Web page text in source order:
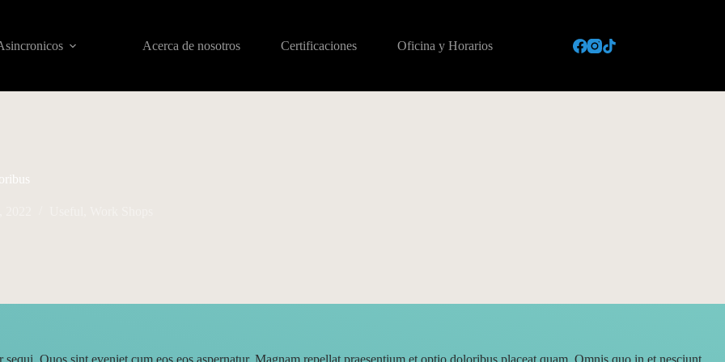
Acerca de nosotros Certificaciones Oficina y Horarios
Quos sint eveniet cum eos eos aspernatur. Magnam repellat praesentium et optio doloribus placeat quam. Omnis quo in et nesciunt